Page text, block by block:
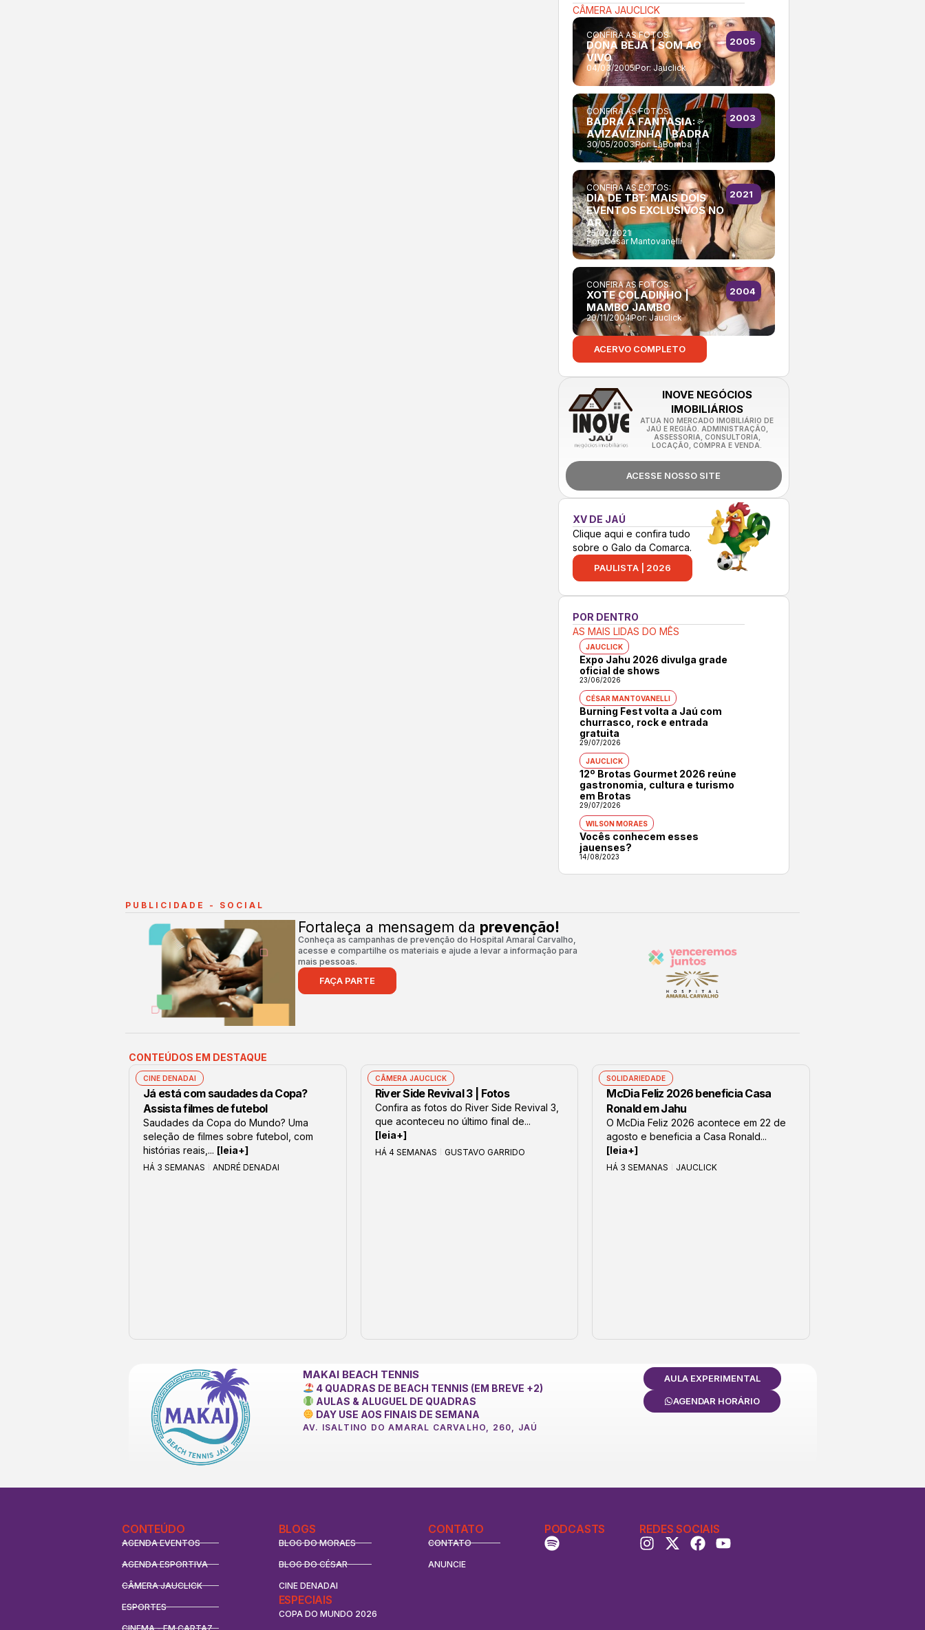
CÂMERA JAUCLICK
CONFIRA AS FOTOS:
DONA BEJA | SOM AO
VIVO
04/03/2005Por:Jauclick
2005
CONFIRA AS FOTOS:
BADRA À FANTASIA:
AVIZAVIZINHA | BADRA
30/05/2003Por:LaBomba
2003
CONFIRA AS FOTOS:
DIA DE TBT: MAIS DOIS
EVENTOS EXCLUSIVOS NO
AR
25/02/2021
Por:César Mantovanelli
2021
CONFIRA AS FOTOS:
XOTE COLADINHO |
MAMBO JAMBO
20/11/2004Por: Jauclick
2004
ACERVO COMPLETO
INOVE NEGÓCIOS
IMOBILIÁRIOS
ATUA NO MERCADO IMOBILIÁRIO DE
JAÚ E REGIÃO. ADMINISTRAÇÃO,
ASSESSORIA, CONSULTORIA,
LOCAÇÃO, COMPRA E VENDA.
ACESSE NOSSO SITE
XV DE JAÚ
Clique aqui e confira tudo
sobre o Galo da Comarca.
PAULISTA | 2026
POR DENTRO
AS MAIS LIDAS DO MÊS
JAUCLICK
Expo Jahu 2026 divulga grade
oficial de shows
23/06/2026
CÉSAR MANTOVANELLI
Burning Fest volta a Jaú com
churrasco, rock e entrada
gratuita
29/07/2026
JAUCLICK
12º Brotas Gourmet 2026 reúne
gastronomia, cultura e turismo
em Brotas
29/07/2026
WILSON MORAES
Vocês conhecem esses
jauenses?
14/08/2023
PUBLICIDADE - SOCIAL
Fortaleça a mensagem da prevenção!
Conheça as campanhas de prevenção do Hospital Amaral Carvalho,
acesse e compartilhe os materiais e ajude a levar a informação para
mais pessoas.
FAÇA PARTE
CONTEÚDOS EM DESTAQUE
CINE DENADAI
Já está com saudades da Copa?
Assista filmes de futebol
Saudades da Copa do Mundo? Uma
seleção de filmes sobre futebol, com
histórias reais,... [leia+]
HÁ 3 SEMANAS ANDRÉ DENADAI
CÂMERA JAUCLICK
River Side Revival 3 | Fotos
Confira as fotos do River Side Revival 3,
que aconteceu no último final de...
[leia+]
HÁ 4 SEMANAS GUSTAVO GARRIDO
SOLIDARIEDADE
McDia Feliz 2026 beneficia Casa
Ronald em Jahu
O McDia Feliz 2026 acontece em 22 de
agosto e beneficia a Casa Ronald...
[leia+]
HÁ 3 SEMANAS JAUCLICK
MAKAI BEACH TENNIS
4 QUADRAS DE BEACH TENNIS (EM BREVE +2)
AULAS & ALUGUEL DE QUADRAS
DAY USE AOS FINAIS DE SEMANA
AV. ISALTINO DO AMARAL CARVALHO, 260, JAÚ
AULA EXPERIMENTAL
AGENDAR HORÁRIO
CONTEÚDO
AGENDA EVENTOS
AGENDA ESPORTIVA
CÂMERA JAUCLICK
ESPORTES
BLOGS
BLOG DO MORAES
BLOG DO CÉSAR
CINE DENADAI
ESPECIAIS
COPA DO MUNDO 2026
CONTATO
CONTATO
ANUNCIE
PODCASTS REDES SOCIAIS